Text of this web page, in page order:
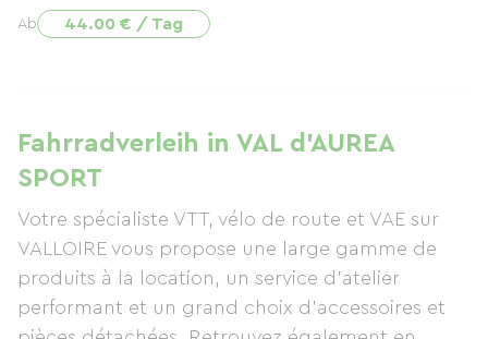
Ab 44.00 € / Tag
Fahrradverleih in VAL d'AUREA
SPORT
Votre spécialiste VTT, vélo de route et VAE sur
VALLOIRE vous propose une large gamme de
produits à la location, un service d'atelier
performant et un grand choix d'accessoires et